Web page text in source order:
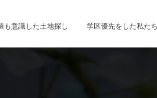
も意識した土地探し 学区優先をした私た